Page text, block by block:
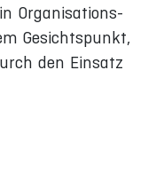
Organisations-
Gesichtspunkt,
den Einsatz